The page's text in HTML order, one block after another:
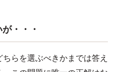
・・・
らを選ぶべきかまでは答え